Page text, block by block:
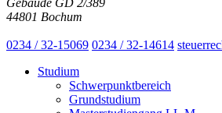
44801 Bochum
0234 / 32-15069 0234 / 32-14614
Studium
Schwerpunktbereich
Grundstudium